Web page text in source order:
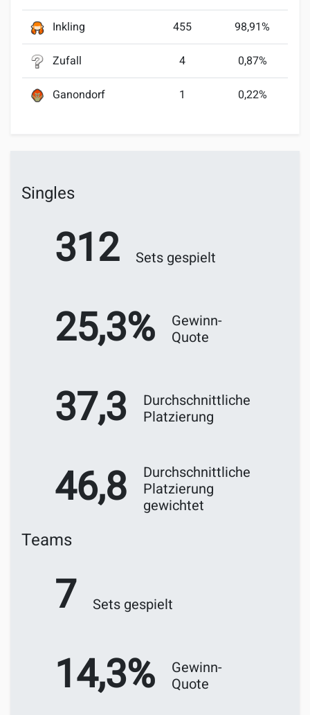
Inkling 455 98,91%
Zufall 4 0,87%
Ganondorf 1 0,22%
Singles
312 Sets gespielt
25,3%
Gewinn-
Quote
37,3
Durchschnittliche
Platzierung
46,8
Durchschnittliche
Platzierung
gewichtet
Teams
7 Sets gespielt
14,3%
Gewinn-
Quote